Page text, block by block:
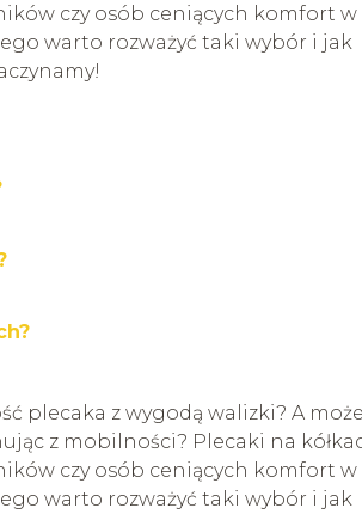
czy osób ceniących komfort w
warto rozważyć taki wybór i jak
plecaka z wygodą walizki? A
z mobilności? Plecaki na
czy osób ceniących komfort w
warto rozważyć taki wybór i jak